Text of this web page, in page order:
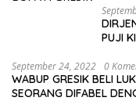
PUJI
September 24, 2022 0
WABUP GRESIK BELI
SEORANG DIFABEL